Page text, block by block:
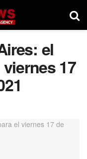
el
17